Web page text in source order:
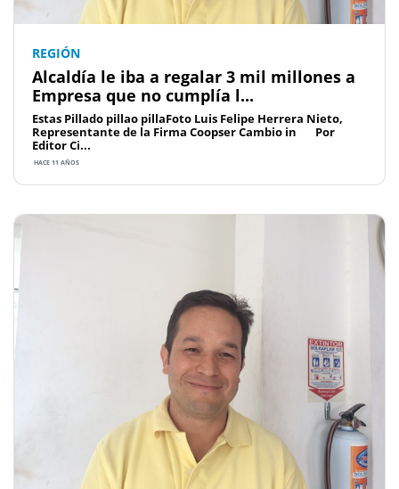
REGIÓN
Alcaldía le iba a regalar 3 mil millones a
Empresa que no cumplía l...
Estas Pillado pillao pillaFoto Luis Felipe Herrera Nieto,
Representante de la Firma Coopser Cambio in Por
Editor Ci...
HACE 11 AÑOS